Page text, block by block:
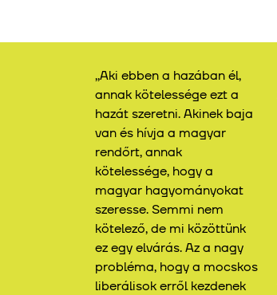
,,Aki ebben a hazában él,
annak kötelessége ezt a
hazát szeretni. Akinek baja
van és hívja a magyar
rendőrt, annak
kötelessége, hogy a
magyar hagyományokat
szeresse. Semmi nem
kötelező, de mi közöttünk
ez egy elvárás. Az a nagy
probléma, hogy a mocskos
liberálisok erről kezdenek